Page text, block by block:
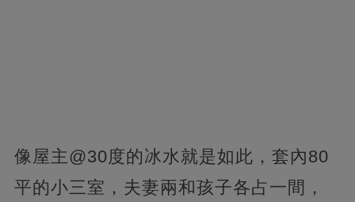
像屋主@30度的冰水就是如此，套內80
平的小三室，夫妻兩和孩子各占一間，